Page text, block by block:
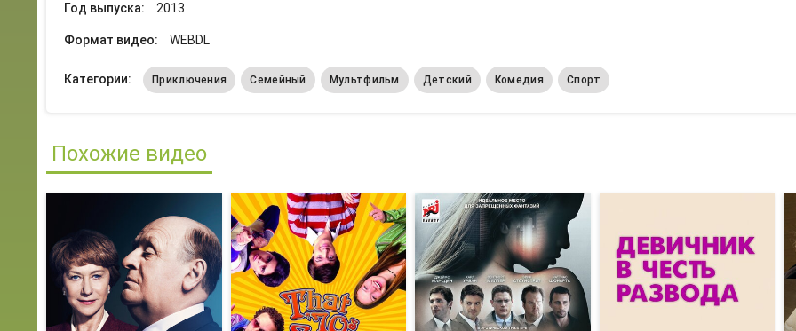
Год выпуска: 2013
Формат видео: WEBDL
Категории: Приключения Семейный Мультфильм Детский Комедия Спорт
Похожие видео